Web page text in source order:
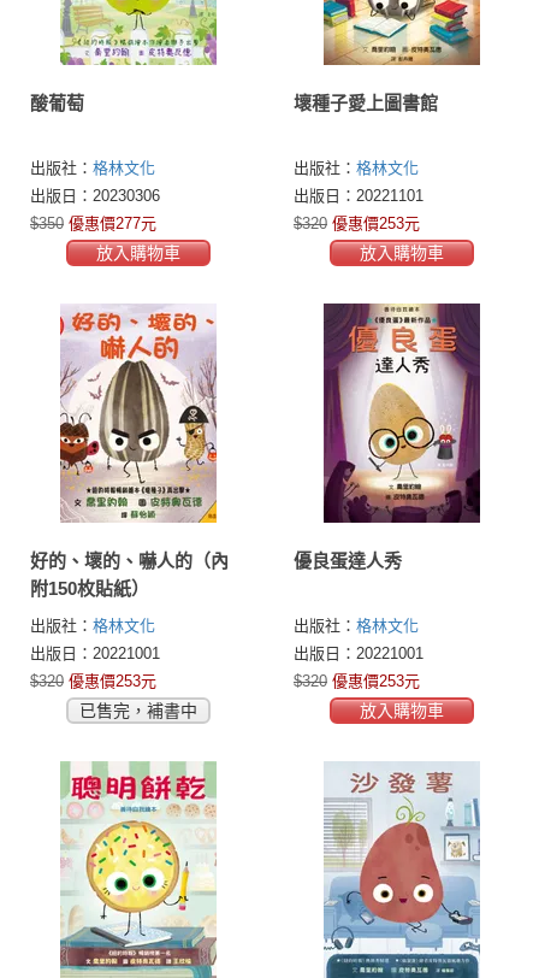
酸葡萄
出版社： 格林文化
出版日：20230306
$350 優惠價277元
放入購物車
壞種子愛上圖書館
出版社： 格林文化
出版日：20221101
$320 優惠價253元
放入購物車
好的、壞的、嚇人的（內
附150枚貼紙）
出版社： 格林文化
出版日：20221001
$320 優惠價253元
已售完，補書中
優良蛋達人秀
出版社： 格林文化
出版日：20221001
$320 優惠價253元
放入購物車